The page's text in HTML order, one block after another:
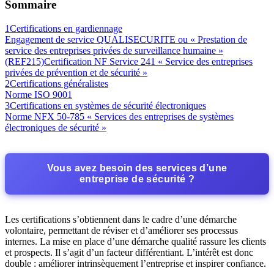
Sommaire
1Certifications en gardiennage
Engagement de service QUALISECURITE ou « Prestation de
service des entreprises privées de surveillance humaine »
(REF215)Certification NF Service 241 « Service des entreprises
privées de prévention et de sécurité »
2Certifications généralistes
Norme ISO 9001
3Certifications en systèmes de sécurité électroniques
Norme NFX 50-785 « Services des entreprises de systèmes
électroniques de sécurité »
Vous avez besoin des services d’une
entreprise de sécurité ?
Les certifications s’obtiennent dans le cadre d’une démarche
volontaire, permettant de réviser et d’améliorer ses processus
internes. La mise en place d’une démarche qualité rassure les clients
et prospects. Il s’agit d’un facteur différentiant. L’intérêt est donc
double : améliorer intrinsèquement l’entreprise et inspirer confiance.